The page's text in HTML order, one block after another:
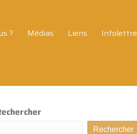
? Médias Liens
Infolettre
Rechercher